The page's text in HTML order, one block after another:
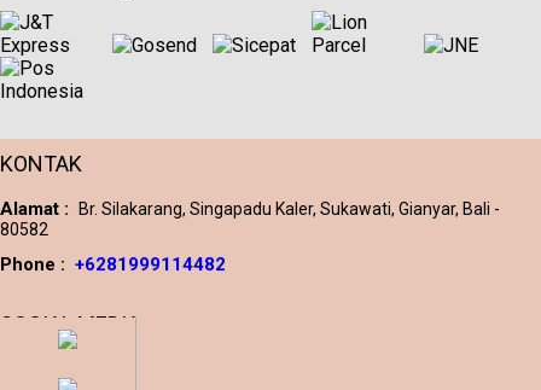
KONTAK
Alamat :
Br. Silakarang, Singapadu Kaler, Sukawati, Gianyar, Bali -
80582
Phone : +6281999114482
SOCIAL MEDIA